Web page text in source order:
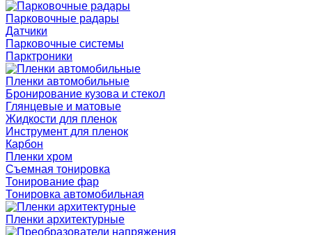
Парковочные радары
Датчики
Парковочные системы
Парктроники
Пленки автомобильные
Бронирование кузова и стекол
Глянцевые и матовые
Жидкости для пленок
Инструмент для пленок
Карбон
Пленки хром
Съемная тонировка
Тонирование фар
Тонировка автомобильная
Пленки архитектурные